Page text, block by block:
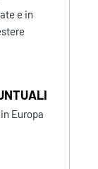
e in
Europa